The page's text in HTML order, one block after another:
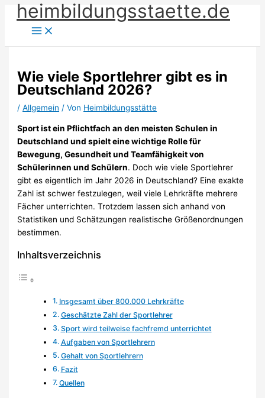
Zum
Inhalt
springen
heimbildungsstaette.de
Wie viele Sportlehrer gibt es in
Deutschland 2026?
/Allgemein / Von Heimbildungsstätte
Sport ist ein Pflichtfach an den meisten Schulen in
Deutschland und spielt eine wichtige Rolle für
Bewegung, Gesundheit und Teamfähigkeit von
Schülerinnen und Schülern. Doch wie viele Sportlehrer
gibt es eigentlich im Jahr 2026 in Deutschland? Eine exakte
Zahl ist schwer festzulegen, weil viele Lehrkräfte mehrere
Fächer unterrichten. Trotzdem lassen sich anhand von
Statistiken und Schätzungen realistische Größenordnungen
bestimmen.
Inhaltsverzeichnis
Insgesamt über 800.000 Lehrkräfte
Geschätzte Zahl der Sportlehrer
Sport wird teilweise fachfremd unterrichtet
Aufgaben von Sportlehrern
Gehalt von Sportlehrern
Fazit
Quellen